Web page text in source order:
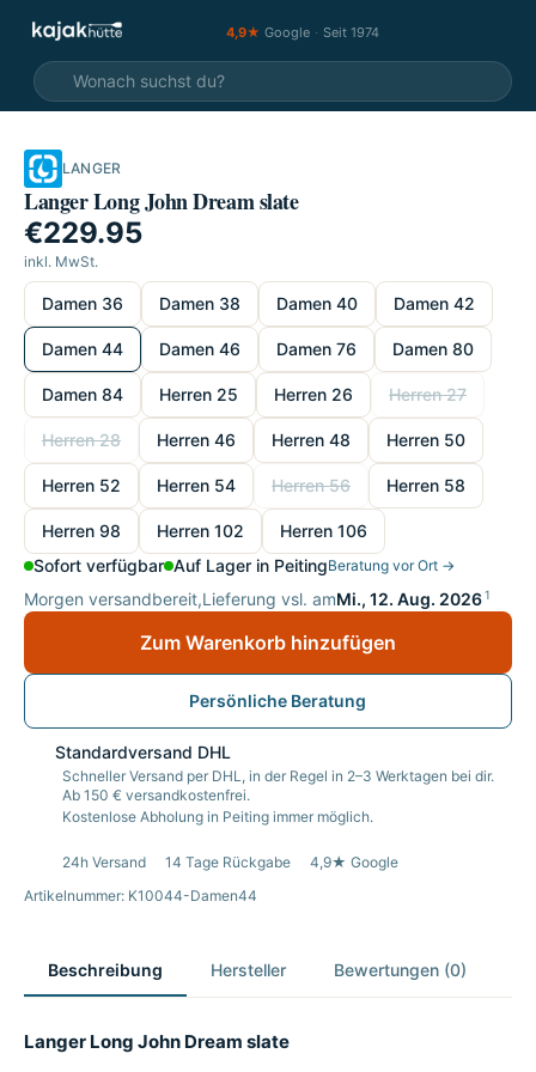
4,9★ Google · Seit 1974
LANGER
Langer Long John Dream slate
€229.95
inkl. MwSt.
wählen
Damen 36 Damen 38 Damen 40 Damen 42
Damen 44 Damen 46 Damen 76 Damen 80
Damen 84 Herren 25 Herren 26 Herren 27
Herren 28 Herren 46 Herren 48 Herren 50
Herren 52 Herren 54 Herren 56 Herren 58
Herren 98 Herren 102
Herren 106
Sofort verfügbar Auf Lager in PeitingBeratung vor Ort →
Morgen versandbereit,Lieferung vsl. amMi., 12. Aug. 20261
Zum Warenkorb hinzufügen
Persönliche Beratung
Standardversand DHL
Schneller Versand per DHL, in der Regel in 2–3 Werktagen bei dir.
Ab 150 € versandkostenfrei.
Kostenlose Abholung in Peiting immer möglich.
24h Versand 14 Tage Rückgabe
4,9★ Google
Artikelnummer: K10044-Damen44
Beschreibung Hersteller Bewertungen (0)
Langer Long John Dream slate